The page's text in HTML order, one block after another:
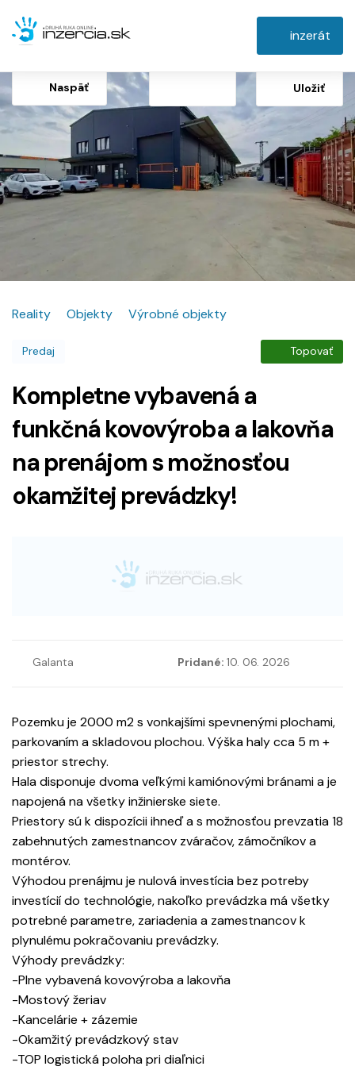
inzerát
Naspäť Uložiť
Reality Objekty Výrobné objekty
Predaj Topovať
Kompletne vybavená a
funkčná kovovýroba a lakovňa
na prenájom s možnosťou
okamžitej prevádzky!
Galanta Pridané: 10. 06. 2026
Pozemku je 2000 m2 s vonkajšími spevnenými plochami,
parkovaním a skladovou plochou. Výška haly cca 5 m +
priestor strechy.
Hala disponuje dvoma veľkými kamiónovými bránami a je
napojená na všetky inžinierske siete.
Priestory sú k dispozícii ihneď a s možnosťou prevzatia 18
zabehnutých zamestnancov zváračov, zámočníkov a
montérov.
Výhodou prenájmu je nulová investícia bez potreby
investícií do technológie, nakoľko prevádzka má všetky
potrebné parametre, zariadenia a zamestnancov k
plynulému pokračovaniu prevádzky.
Výhody prevádzky:
-Plne vybavená kovovýroba a lakovňa
-Mostový žeriav
-Kancelárie + zázemie
-Okamžitý prevádzkový stav
-TOP logistická poloha pri diaľnici